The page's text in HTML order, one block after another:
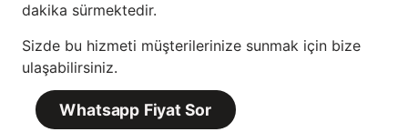
dakika sürmektedir.
Sizde bu hizmeti müşterilerinize sunmak için bize
ulaşabilirsiniz.
Whatsapp Fiyat Sor